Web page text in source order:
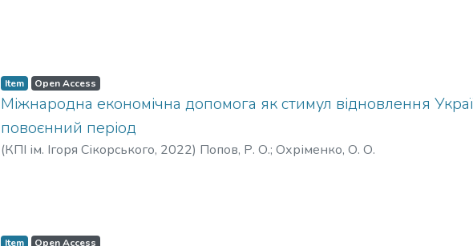
Item Open Access
Міжнародна економічна допомога як стимул відновлення
повоєнний період
(КПІ ім. Ігоря Сікорського, 2022) Попов, Р. О.; Охріменко, О. О.
Item Open Access